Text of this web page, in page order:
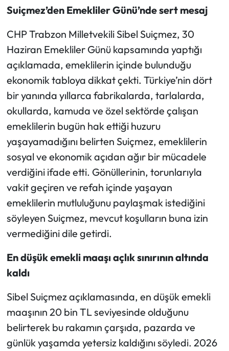
Suiçmez’den Emekliler Günü’nde sert mesaj
CHP Trabzon Milletvekili Sibel Suiçmez, 30
Haziran Emekliler Günü kapsamında yaptığı
açıklamada, emeklilerin içinde bulunduğu
ekonomik tabloya dikkat çekti. Türkiye’nin dört
bir yanında yıllarca fabrikalarda, tarlalarda,
okullarda, kamuda ve özel sektörde çalışan
emeklilerin bugün hak ettiği huzuru
yaşayamadığını belirten Suiçmez, emeklilerin
sosyal ve ekonomik açıdan ağır bir mücadele
verdiğini ifade etti. Gönüllerinin, torunlarıyla
vakit geçiren ve refah içinde yaşayan
emeklilerin mutluluğunu paylaşmak istediğini
söyleyen Suiçmez, mevcut koşulların buna izin
vermediğini dile getirdi.
En düşük emekli maaşı açlık sınırının altında
kaldı
Sibel Suiçmez açıklamasında, en düşük emekli
maaşının 20 bin TL seviyesinde olduğunu
belirterek bu rakamın çarşıda, pazarda ve
günlük yaşamda yetersiz kaldığını söyledi. 2026